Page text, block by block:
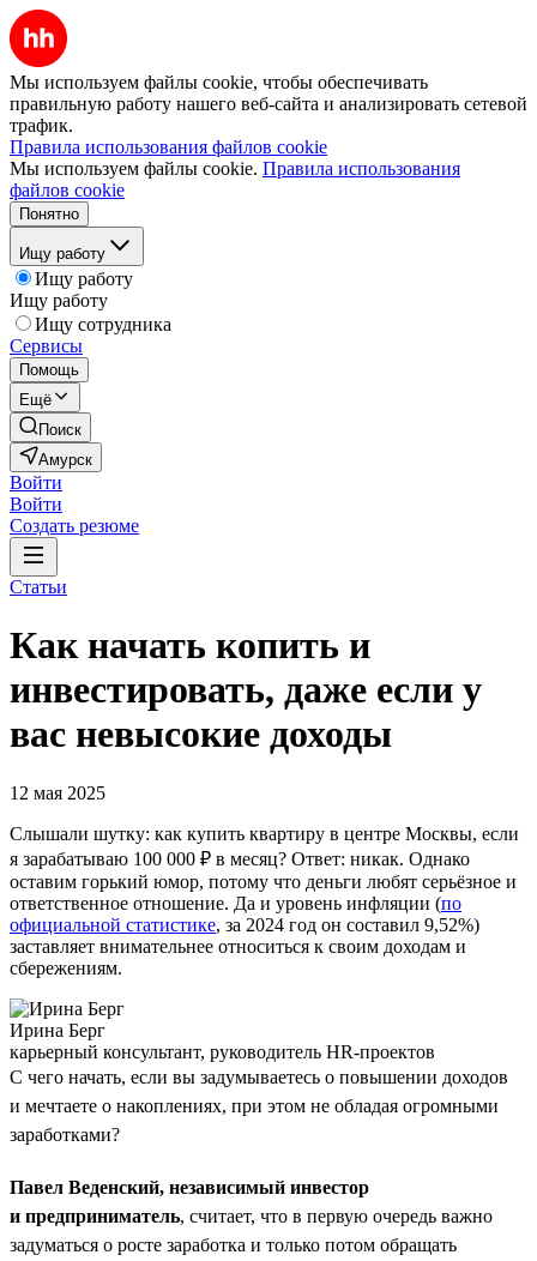
Мы используем файлы cookie, чтобы обеспечивать
правильную работу нашего веб-сайта и анализировать сетевой
трафик.
Правила использования файлов cookie
Мы используем файлы cookie. Правила использования
файлов cookie
Понятно
Ищу работу
Ищу работу
Ищу работу
Ищу сотрудника
Сервисы
Помощь
Ещё
Поиск
Амурск
Войти
Войти
Создать резюме
Статьи
Как начать копить и
инвестировать, даже если у
вас невысокие доходы
12 мая 2025
Слышали шутку: как купить квартиру в центре Москвы, если
я зарабатываю 100 000 ₽ в месяц? Ответ: никак. Однако
оставим горький юмор, потому что деньги любят серьёзное и
ответственное отношение. Да и уровень инфляции (по
официальной статистике, за 2024 год он составил 9,52%)
заставляет внимательнее относиться к своим доходам и
сбережениям.
Ирина Берг
карьерный консультант, руководитель HR-проектов
С чего начать, если вы задумываетесь о повышении доходов
и мечтаете о накоплениях, при этом не обладая огромными
заработками?
Павел Веденский, независимый инвестор
и предприниматель, считает, что в первую очередь важно
задуматься о росте заработка и только потом обращать